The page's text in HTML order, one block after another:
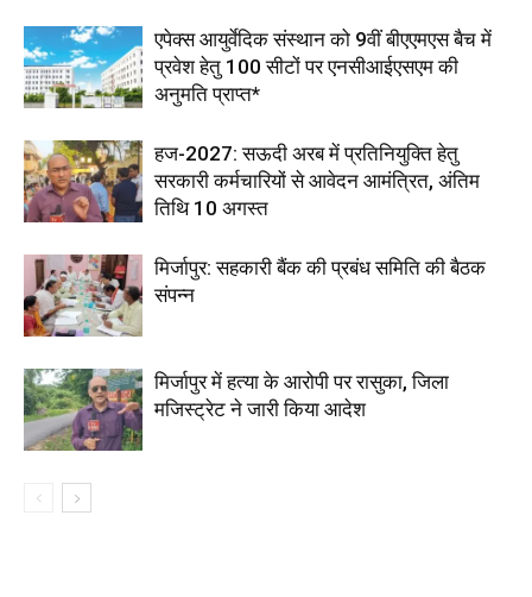
एपेक्स आयुर्वेदिक संस्थान को 9वीं बीएएमएस बैच में
प्रवेश हेतु 100 सीटों पर एनसीआईएसएम की
अनुमति प्राप्त*
हज-2027: सऊदी अरब में प्रतिनियुक्ति हेतु
सरकारी कर्मचारियों से आवेदन आमंत्रित, अंतिम
तिथि 10 अगस्त
मिर्जापुर: सहकारी बैंक की प्रबंध समिति की बैठक
संपन्न
मिर्जापुर में हत्या के आरोपी पर रासुका, जिला
मजिस्ट्रेट ने जारी किया आदेश